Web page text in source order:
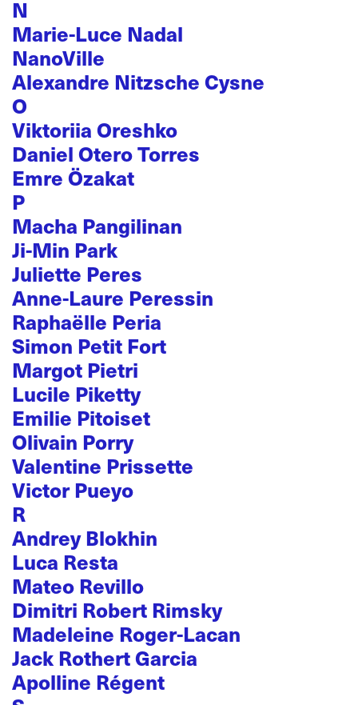
N
Marie-Luce Nadal
NanoVille
Alexandre Nitzsche Cysne
O
Viktoriia Oreshko
Daniel Otero Torres
Emre Özakat
P
Macha Pangilinan
Ji-Min Park
Juliette Peres
Anne-Laure Peressin
Raphaëlle Peria
Simon Petit Fort
Margot Pietri
Lucile Piketty
Emilie Pitoiset
Olivain Porry
Valentine Prissette
Victor Pueyo
R
Andrey Blokhin
Luca Resta
Mateo Revillo
Dimitri Robert Rimsky
Madeleine Roger-Lacan
Jack Rothert Garcia
Apolline Régent